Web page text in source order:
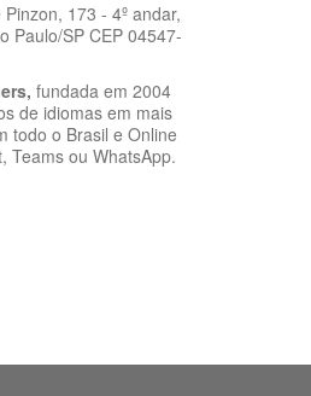
173 - 4º andar,
Paulo/SP CEP 04547-
fundada em 2004
de idiomas em mais
todo o Brasil e Online
Teams ou WhatsApp.